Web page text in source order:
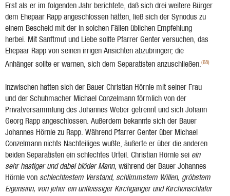
Erst als er im folgenden Jahr berichtete, daß sich drei weitere Bürger
dem Ehe­paar Rapp angeschlossen hätten, ließ sich der Synodus zu
einem Bescheid mit der in solchen Fällen üblichen Empfehlung
herbei. Mit Sanftmut und Liebe sollte Pfarrer Genter versuchen, das
Ehepaar Rapp von seinen irrigen Ansichten abzubringen; die
Anhänger sollte er warnen, sich dem Separatisten anzuschließen.(68)
Inzwischen hatten sich der Bauer Christian Hörnle mit seiner Frau
und der Schuhmacher Mi­chael Conzelmann förmlich von der
Privatversammlung des Johannes Weber getrennt und sich Johann
Georg Rapp angeschlossen. Außerdem bekannte sich der Bauer
Johannes Hörnle zu Rapp. Während Pfarrer Genter über Michael
Conzelmann nichts Nachteiliges wußte, äußerte er über die anderen
beiden Separatisten ein schlechtes Urteil. Christian Hörnle sei ein
sehr ha­stiger und dabei blöder Mann, während der Bauer Johannes
Hörnle von schlechtestem Ver­stand, schlimmstem Willen, gröbstem
Eigensinn, von jeher ein unfleissiger Kirchgänger und Kirchenschläfer